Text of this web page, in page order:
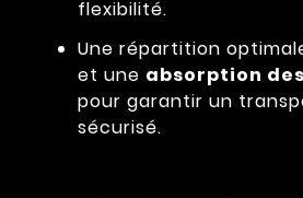
flexibilité.
Une répartition
et une absorption
pour garantir un
sécurisé.